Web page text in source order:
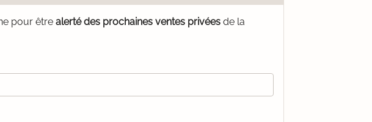
pour être alerté des prochaines ventes privées de la